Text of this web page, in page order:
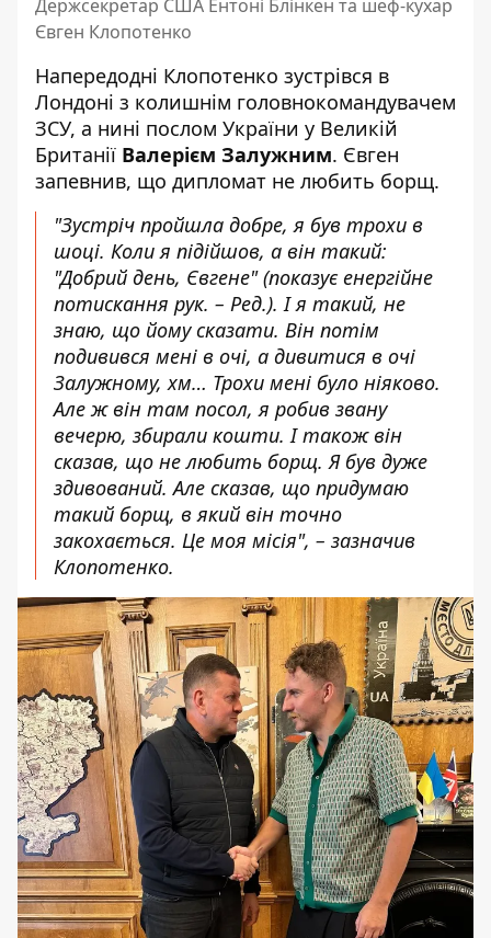
Держсекретар США Ентоні Блінкен та шеф-кухар
Євген Клопотенко
Напередодні Клопотенко зустрівся в
Лондоні з колишнім головнокомандувачем
ЗСУ, а нині послом України у Великій
Британії Валерієм Залужним. Євген
запевнив, що дипломат не любить борщ.
"Зустріч пройшла добре, я був трохи в
шоці. Коли я підійшов, а він такий:
"Добрий день, Євгене" (показує енергійне
потискання рук. – Ред.). І я такий, не
знаю, що йому сказати. Він потім
подивився мені в очі, а дивитися в очі
Залужному, хм… Трохи мені було ніяково.
Але ж він там посол, я робив звану
вечерю, збирали кошти. І також він
сказав, що не любить борщ. Я був дуже
здивований. Але сказав, що придумаю
такий борщ, в який він точно
закохається. Це моя місія", – зазначив
Клопотенко.